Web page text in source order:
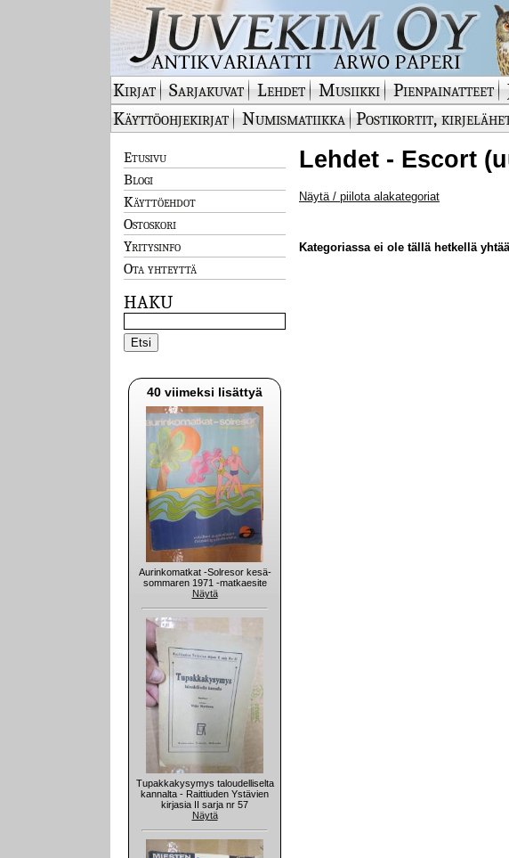
Kirjat Sarjakuvat Lehdet Musiikki Pienpainatteet
Käyttöohjekirjat
Numismatiikka Postikortit,
Etusivu
Blogi
Käyttöehdot
Ostoskori
Yritysinfo
Ota yhteyttä
HAKU
40 viimeksi lisättyä
Aurinkomatkat -Solresor kesä-
sommaren 1971 -matkaesite
Näytä
Tupakkakysymys taloudelliselta
kannalta - Raittiuden Ystävien
kirjasia II sarja nr 57
Näytä
Lehdet - Escort
Näytä / piilota alakategoriat
Kategoriassa ei ole tällä hetkellä